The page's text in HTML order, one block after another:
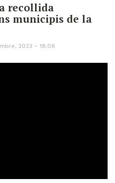
recollida
municipis de la
2023 - 18:08